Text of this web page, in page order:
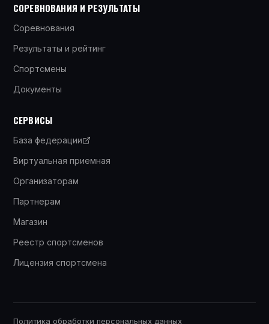
СОРЕВНОВАНИЯ И РЕЗУЛЬТАТЫ
Соревнования
Результаты и рейтинг
Спортсмены
Документы
СЕРВИСЫ
База федерации
Виртуальная приемная
Организаторам
Партнерам
Магазин
Реестр спортсменов
Лицензия спортсмена
Политика обработки персональных данных